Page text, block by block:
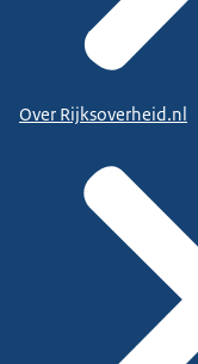
Over Rijksoverheid.nl